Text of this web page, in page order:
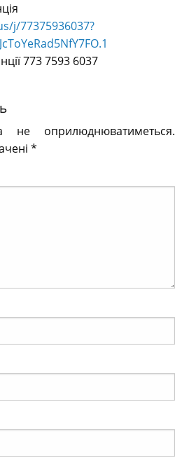
j/77375936037?
773 7593 6037
оприлюднюватиметься.
*